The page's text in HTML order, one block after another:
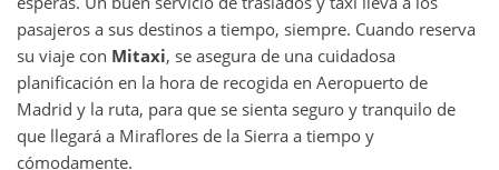
pasajeros a sus destinos a tiempo, siempre. Cuando reserva
su viaje con Mitaxi, se asegura de una cuidadosa
planificación en la hora de recogida en Aeropuerto de
Madrid y la ruta, para que se sienta seguro y tranquilo de
que llegará a Miraflores de la Sierra a tiempo y
cómodamente.